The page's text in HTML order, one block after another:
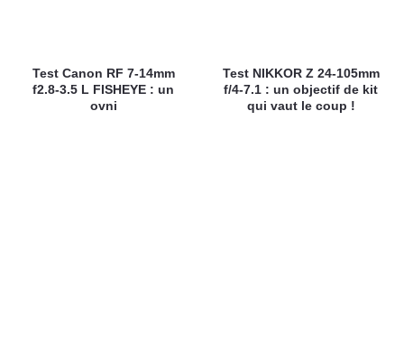
Test Canon RF 7-14mm
f2.8-3.5 L FISHEYE : un
ovni
Test NIKKOR Z 24-105mm
f/4-7.1 : un objectif de kit
qui vaut le coup !